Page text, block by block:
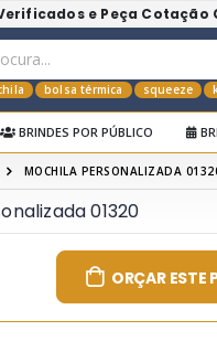
e Peça Cotação
bolsa térmica squeeze
BRINDES POR PÚBLICO
MOCHILA PERSONALIZADA
01320
ORÇAR ESTE